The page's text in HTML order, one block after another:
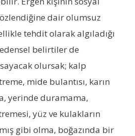
dair olumsuz
tehdit olarak algıladığı
belirtiler de
olursak; kalp
mide bulantısı, karın
yerinde duramama,
yüz ve kulakların
gibi olma, boğazında bir